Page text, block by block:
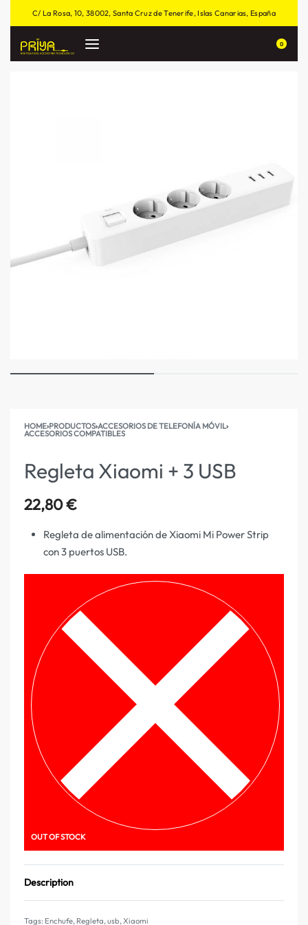
C/ La Rosa, 10, 38002, Santa Cruz de Tenerife, Islas Canarias, España
0
HOME›PRODUCTOS›ACCESORIOS DE TELEFONÍA MÓVIL›
ACCESORIOS COMPATIBLES
Regleta Xiaomi + 3 USB
22,80€
Regleta de alimentación de Xiaomi Mi Power Strip
con 3 puertos USB.
OUT OF STOCK
Description
Tags: Enchufe, Regleta,usb,Xiaomi